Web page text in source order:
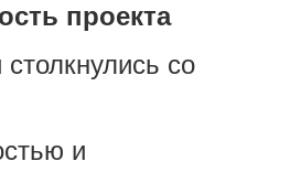
проекта
со
и